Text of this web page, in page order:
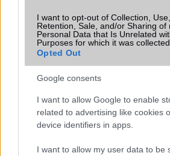
I want to opt-out of Collection, Use,
Retention, Sale, and/or Sharing of
Personal Data that Is Unrelated
Purposes for which it was collected.
Opted Out
Google consents
I want to allow Google to enable
related to advertising like cookies
device identifiers in apps.
I want to allow my user data to be
webhelyet a reCAPTCHA védi. A Google
szolgáltatási feltételekérvényesek.
Korábbi hírlevelek
SZAVAZÁS
Megérné Önnek telefont váltani csak azért,